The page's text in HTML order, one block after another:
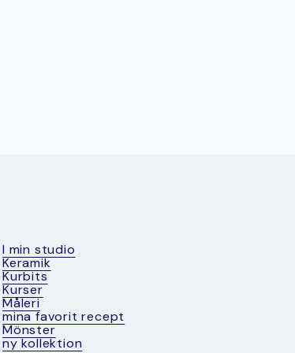
I min studio
Keramik
Kurbits
Kurser
Måleri
mina favorit recept
Mönster
ny kollektion